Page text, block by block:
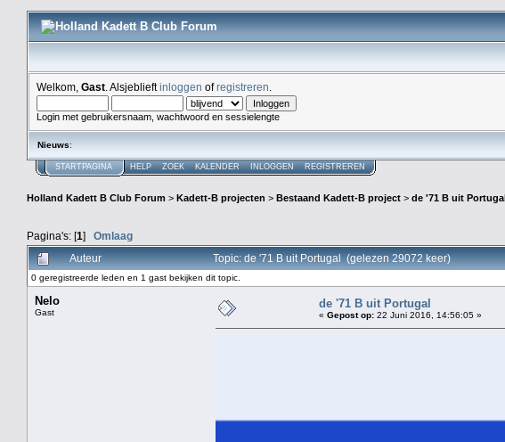
Welkom, Gast . Alsjeblieftinloggen ofregistreren
Login met gebruikersnaam, wachtwoord en sessielengte
Nieuws:
STARTPAGINA HELP ZOEK KALENDER INLOGGEN REGISTREREN
Holland Kadett B Club Forum > Kadett-B projecten > Bestaand Kadett-B project > de '71 B uit Portugal
Pagina's: [1] Omlaag
Auteur Topic: de '71 B uit Portugal (gelezen 29072 keer)
0 geregistreerde leden en 1 gast bekijken dit topic.
Nelo
Gast
de '71 B uit Portugal
« Gepost op: 22 Juni 2016, 14:56:05 »